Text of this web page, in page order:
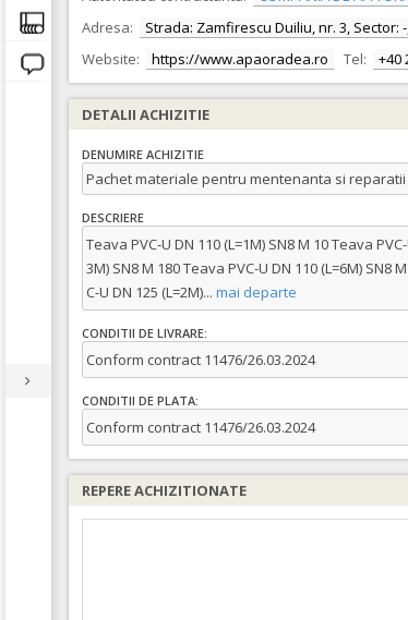
Adresa:
Strada: Zamfirescu Duiliu, nr. 3, Sector:
Website:
https://www.apaoradea.ro Tel: +40
DETALII ACHIZITIE
DENUMIRE ACHIZITIE
Pachet materiale pentru mentenanta si
DESCRIERE
Teava PVC-U DN 110 (L=1M) SN8 M 10 Teava
3M) SN8 M 180 Teava PVC-U DN 110 (L=6M) SN8
C-U DN 125 (L=2M)... mai departe
CONDITII DE LIVRARE:
Conform contract 11476/26.03.2024
CONDITII DE PLATA:
Conform contract 11476/26.03.2024
REPERE ACHIZITIONATE